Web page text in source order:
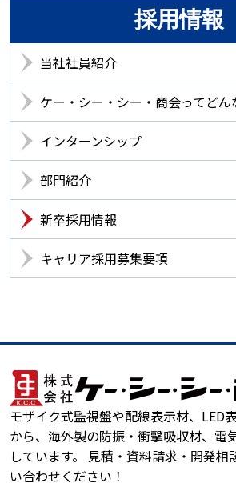
採用情報
当社社員紹介
ケー・シー・シー・商会ってどん
インターンシップ
部門紹介
新卒採用情報
キャリア採用募集要項
モザイク式監視盤や配線表示材、LED
から、海外製の防振・衝撃吸収材、電
しています。 見積・資料請求・開発相
い合わせください！